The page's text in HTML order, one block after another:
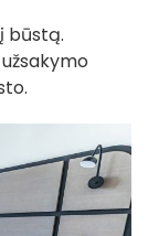
būstą.